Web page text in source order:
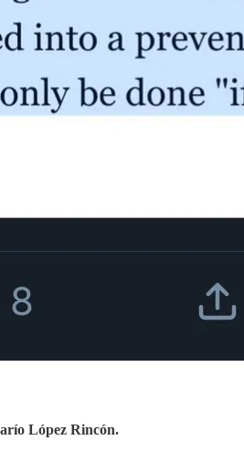
López Rincón.